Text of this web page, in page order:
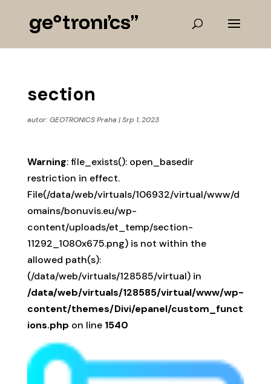
section
autor:GEOTRONICS Praha |Srp 1, 2023
Warning: file_exists(): open_basedir
restriction in effect.
File(/data/web/virtuals/106932/virtual/www/d
omains/bonuvis.eu/wp-
content/uploads/et_temp/section-
11292_1080x675.png) is not within the
allowed path(s):
(/data/web/virtuals/128585/virtual) in
/data/web/virtuals/128585/virtual/www/wp-
content/themes/Divi/epanel/custom_funct
ions.php on line 1540